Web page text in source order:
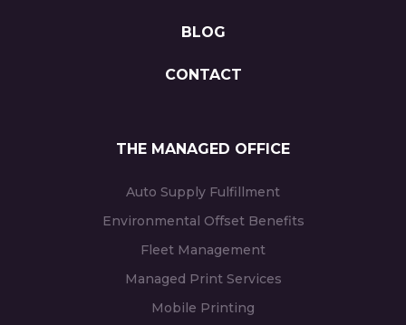
BLOG
CONTACT
THE MANAGED OFFICE
Auto Supply Fulfillment
Environmental Offset Benefits
Fleet Management
Managed Print Services
Mobile Printing